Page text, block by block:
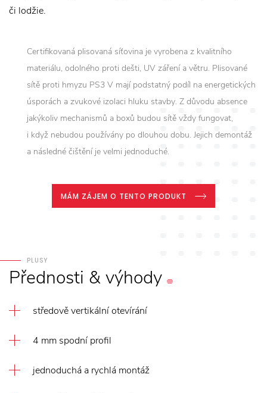
či lodžie.
Certifikovaná plisovaná síťovina je vyrobena z kvalitního
materiálu, odolného proti dešti, UV záření a větru. Plisované
sítě proti hmyzu PS3 V mají podstatný podíl na energetických
úsporách a zvukové izolaci hluku stavby. Z důvodu absence
jakýkoliv mechanismů a boxů budou sítě vždy fungovat,
i když nebudou používány po dlouhou dobu. Jejich demontáž
a následné čištění je velmi jednoduché.
MÁM ZÁJEM O TENTO PRODUKT
PLUSY
Přednosti &výhody
středově vertikální otevírání
4 mm spodní profil
jednoduchá a rychlá montáž